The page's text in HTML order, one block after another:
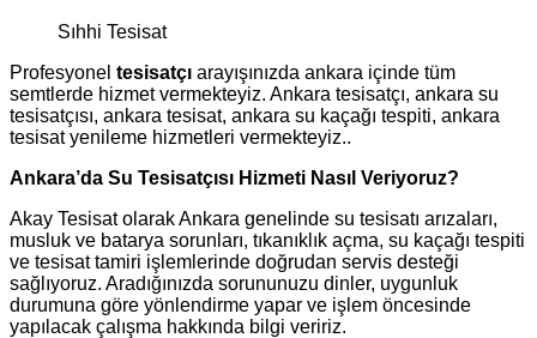
Sıhhi Tesisat
Profesyonel tesisatçı arayışınızda ankara içinde tüm
semtlerde hizmet vermekteyiz. Ankara tesisatçı, ankara su
tesisatçısı, ankara tesisat, ankara su kaçağı tespiti, ankara
tesisat yenileme hizmetleri vermekteyiz..
Ankara’da Su Tesisatçısı Hizmeti Nasıl Veriyoruz?
Akay Tesisat olarak Ankara genelinde su tesisatı arızaları,
musluk ve batarya sorunları, tıkanıklık açma, su kaçağı tespiti
ve tesisat tamiri işlemlerinde doğrudan servis desteği
sağlıyoruz. Aradığınızda sorununuzu dinler, uygunluk
durumuna göre yönlendirme yapar ve işlem öncesinde
yapılacak çalışma hakkında bilgi veririz.